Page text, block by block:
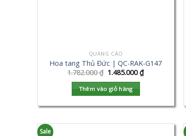
QUẢNG CÁO
Hoa tang Thủ Đức | QC-RAK-G147
1.782.000₫ 1.485.000₫
Thêm vào giỏ hàng
Sale